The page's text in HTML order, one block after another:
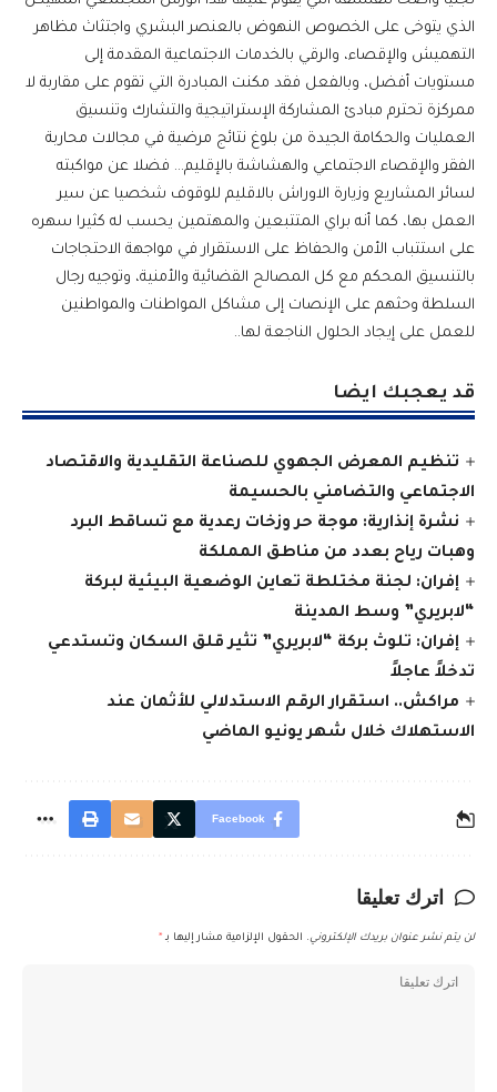
الذي يتوخى على الخصوص النهوض بالعنصر البشري واجتثاث مظاهر
التهميش والإقصاء، والرقي بالخدمات الاجتماعية المقدمة إلى
مستويات أفضل، وبالفعل فقد مكنت المبادرة التي تقوم على مقاربة لا
ممركزة تحترم مبادئ المشاركة الإستراتيجية والتشارك وتنسيق
العمليات والحكامة الجيدة من بلوغ نتائج مرضية في مجالات محاربة
الفقر والإقصاء الاجتماعي والهشاشة بالإقليم… فضلا عن مواكبته
لسائر المشاريع وزيارة الاوراش بالاقليم للوقوف شخصيا عن سير
العمل بها، كما أنه براي المتتبعين والمهتمين يحسب له كثيرا سهره
على استتباب الأمن والحفاظ على الاستقرار في مواجهة الاحتجاجات
بالتنسيق المحكم مع كل المصالح القضائية والأمنية، وتوجيه رجال
السلطة وحثهم على الإنصات إلى مشاكل المواطنات والمواطنين
للعمل على إيجاد الحلول الناجعة لها..
قد يعجبك ايضا
تنظيم المعرض الجهوي للصناعة التقليدية والاقتصاد
الاجتماعي والتضامني بالحسيمة
نشرة إنذارية: موجة حر وزخات رعدية مع تساقط البرد
وهبات رياح بعدد من مناطق المملكة
إفران: لجنة مختلطة تعاين الوضعية البيئية لبركة
“لابريري” وسط المدينة
إفران: تلوث بركة “لابريري” تثير قلق السكان وتستدعي
تدخلاً عاجلاً
مراكش.. استقرار الرقم الاستدلالي للأثمان عند
الاستهلاك خلال شهر يونيو الماضي
Facebook
اترك تعليقا
لن يتم نشر عنوان بريدك الإلكتروني. الحقول الإلزامية مشار إليها بـ *